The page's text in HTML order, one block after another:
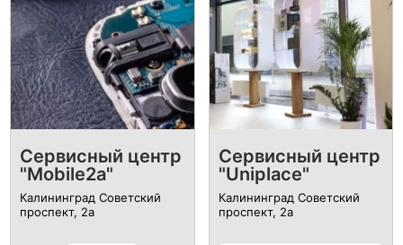
Сервисный центр
"Mobile2a"
Калининград Советский
проспект, 2а
Сервисный центр
"Uniplace"
Калининград ​Советский
проспект, 2а